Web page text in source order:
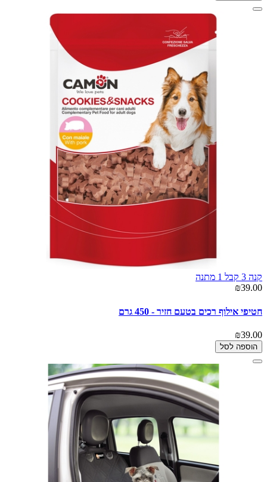
קנה 3 קבל 1 מתנה
₪39.00
חטיפי אילוף רכים בטעם חזיר - 450 גרם
₪39.00
הוספה לסל